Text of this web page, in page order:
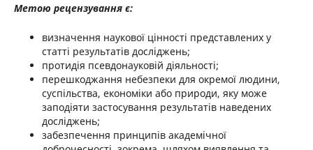
Метою рецензування є:
визначення наукової цінності представлених у
статті результатів досліджень;
протидія псевдонауковій діяльності;
перешкоджання небезпеки для окремої людини,
суспільства, економіки або природи, яку може
заподіяти застосування результатів наведених
досліджень;
забезпечення принципів академічної